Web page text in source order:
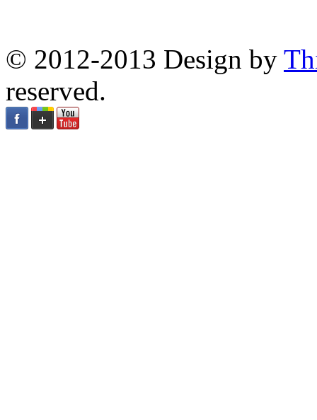
© 2012-2013 Design by
reserved.